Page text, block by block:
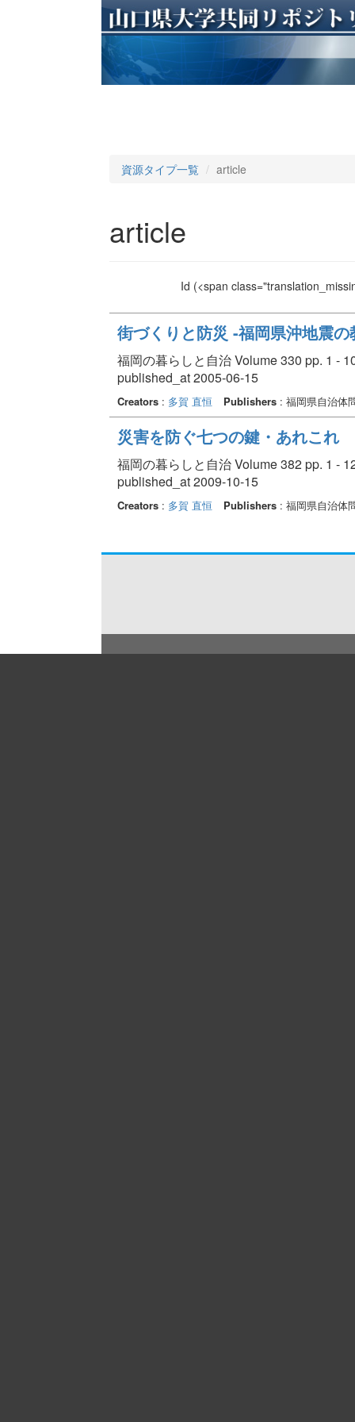
資源タイプ一覧 article
article
Id (<span
街づくりと防災 -福岡県沖地震
福岡の暮らしと自治 Volume 330 pp. 1 -
published_at 2005-06-15
Creators: 多賀 直恒 Publishers: 福岡県自治体
災害を防ぐ七つの鍵・あれこれ
福岡の暮らしと自治 Volume 382 pp. 1 -
published_at 2009-10-15
Creators: 多賀 直恒 Publishers: 福岡県自治体